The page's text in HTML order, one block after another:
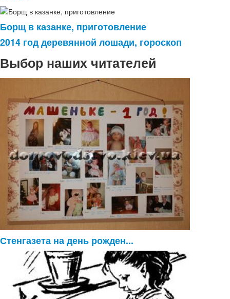
Борщ в казанке, приготовление
2014 год деревянной лошади, гороскоп
Выбор наших читателей
Стенгазета на день рожден...